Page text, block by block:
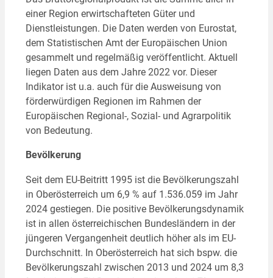
einer Region erwirtschafteten Güter und
Dienstleistungen. Die Daten werden von Eurostat,
dem Statistischen Amt der Europäischen Union
gesammelt und regelmäßig veröffentlicht. Aktuell
liegen Daten aus dem Jahre 2022 vor. Dieser
Indikator ist u.a. auch für die Ausweisung von
förderwürdigen Regionen im Rahmen der
Europäischen Regional-, Sozial- und Agrarpolitik
von Bedeutung.
Bevölkerung
Seit dem EU-Beitritt 1995 ist die Bevölkerungszahl
in Oberösterreich um 6,9 % auf 1.536.059 im Jahr
2024 gestiegen. Die positive Bevölkerungsdynamik
ist in allen österreichischen Bundesländern in der
jüngeren Vergangenheit deutlich höher als im EU-
Durchschnitt. In Oberösterreich hat sich bspw. die
Bevölkerungszahl zwischen 2013 und 2024 um 8,3